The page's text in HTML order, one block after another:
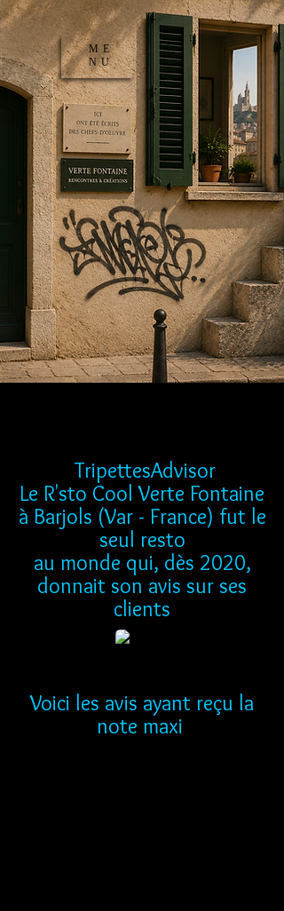
ME
NU
TripettesAdvisor
Le R'sto Cool Verte Fontaine
à Barjols (Var - France) fut le
seul resto
au monde qui, dès 2020,
donnait son avis sur ses
clients
Voici les avis ayant reçu la
note maxi